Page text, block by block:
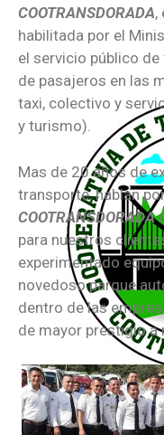
COOTRANSDORADA,
habilitada por el
el servicio público
de pasajeros en las
taxi, colectivo y
y turismo).
Mas de 20 años de
transporte, hablan
COOTRANSDORADA
para nuestros
experimentado
novedoso parque
dentro de las
de mayor prestigio a